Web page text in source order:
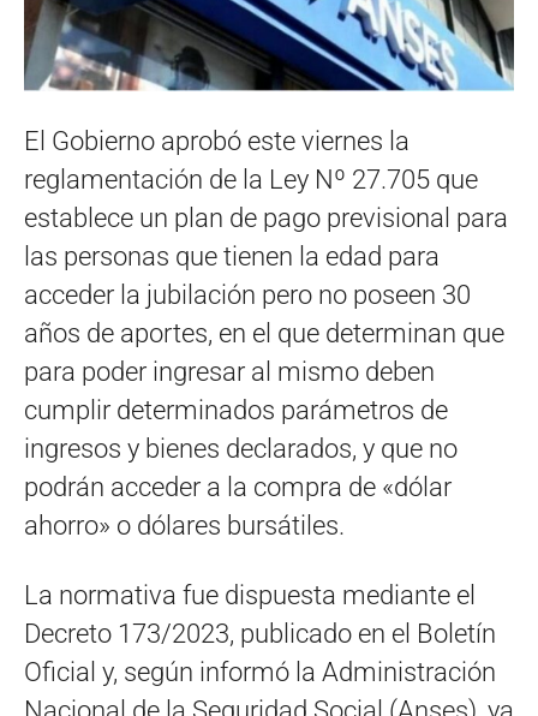
El Gobierno aprobó este viernes la
reglamentación de la Ley Nº 27.705 que
establece un plan de pago previsional para
las personas que tienen la edad para
acceder la jubilación pero no poseen 30
años de aportes, en el que determinan que
para poder ingresar al mismo deben
cumplir determinados parámetros de
ingresos y bienes declarados, y que no
podrán acceder a la compra de «dólar
ahorro» o dólares bursátiles.
La normativa fue dispuesta mediante el
Decreto 173/2023, publicado en el Boletín
Oficial y, según informó la Administración